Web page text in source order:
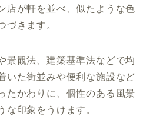
店が軒を並べ、似たような色
づきます。
景観法、建築基準法などで均
いた街並みや便利な施設など
たかわりに、個性のある風景
な印象をうけます。